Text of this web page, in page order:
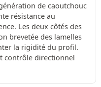
de caoutchouc
résistance au
Les deux côtés des
brevetée des lamelles
la rigidité du profil.
contrôle directionnel